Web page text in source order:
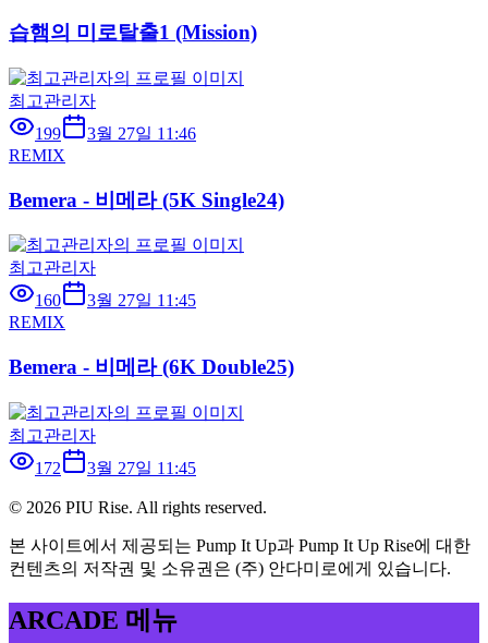
습햄의 미로탈출1 (Mission)
최고관리자
199
3월 27일 11:46
REMIX
Bemera - 비메라 (5K Single24)
최고관리자
160
3월 27일 11:45
REMIX
Bemera - 비메라 (6K Double25)
최고관리자
172
3월 27일 11:45
© 2026 PIU Rise. All rights reserved.
본 사이트에서 제공되는 Pump It Up과 Pump It Up Rise에 대한
컨텐츠의 저작권 및 소유권은 (주) 안다미로에게 있습니다.
ARCADE 메뉴